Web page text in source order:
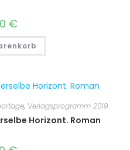
€
, Verlagsprogramm 2019
Horizont. Roman